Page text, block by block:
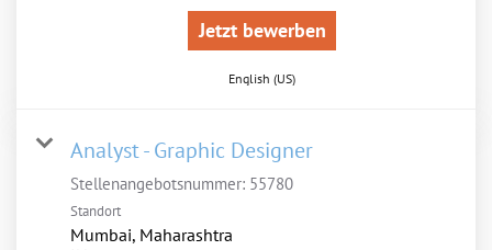
Jetzt bewerben
English (US)
Analyst - Graphic Designer
Stellenangebotsnummer: 55780
Standort
Mumbai, Maharashtra